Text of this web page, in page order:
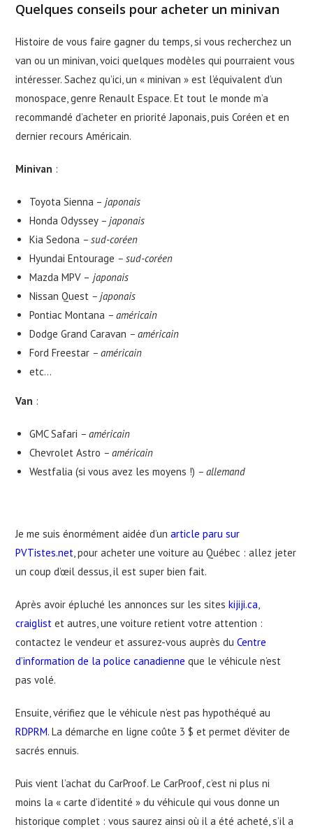
Quelques conseils pour acheter un minivan
Histoire de vous faire gagner du temps, si vous recherchez un
van ou un minivan, voici quelques modèles qui pourraient vous
intéresser. Sachez qu’ici, un « minivan » est l’équivalent d’un
monospace, genre Renault Espace. Et tout le monde m’a
recommandé d’acheter en priorité Japonais, puis Coréen et en
dernier recours Américain.
Minivan :
Toyota Sienna –japonais
Honda Odyssey – japonais
Kia Sedona – sud-coréen
Hyundai Entourage – sud-coréen
Mazda MPV – japonais
Nissan Quest – japonais
Pontiac Montana – américain
Dodge Grand Caravan – américain
Ford Freestar – américain
etc…
Van :
GMC Safari – américain
Chevrolet Astro – américain
Westfalia (si vous avez les moyens !) – allemand
Je me suis énormément aidée d’unarticle paru sur
PVTistes.net, pour acheter une voiture au Québec : allez jeter
un coup d’œil dessus, il est super bien fait.
Après avoir épluché les annonces sur les siteskijiji.ca,
craiglist et autres, une voiture retient votre attention :
contactez le vendeur et assurez-vous auprès duCentre
d’information de la police canadienne que le véhicule n’est
pas volé.
Ensuite, vérifiez que le véhicule n’est pas hypothéqué au
RDPRM. La démarche en ligne coûte 3 $ et permet d’éviter de
sacrés ennuis.
Puis vient l’achat du CarProof. Le CarProof, c’est ni plus ni
moins la « carte d’identité » du véhicule qui vous donne un
historique complet : vous saurez ainsi où il a été acheté, s’il a